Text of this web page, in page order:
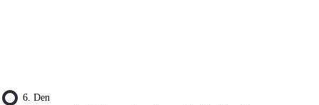
6. Den